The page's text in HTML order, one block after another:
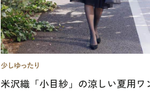
米沢織「小目紗」の涼しい夏用ワ